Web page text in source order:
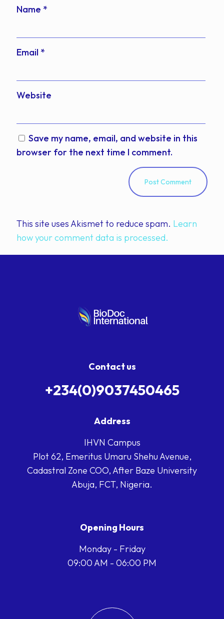
Name *
Email *
Website
Save my name, email, and website in this
browser for the next time I comment.
This site uses Akismet to reduce spam. Learn
how your comment data is processed.
Contact us
+234(0)9037450465
Address
IHVN Campus
Plot 62, Emeritus Umaru Shehu Avenue,
Cadastral Zone COO, After Baze University
Abuja, FCT, Nigeria.
Opening Hours
Monday - Friday
09:00 AM - 06:00 PM